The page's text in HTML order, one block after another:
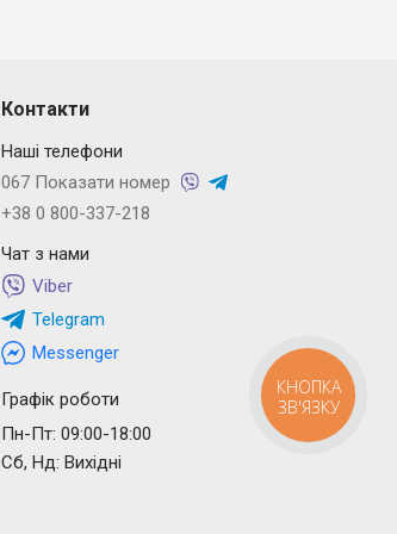
Контакти
Наші телефони
067 Показати номер
+38 0 800-337-218
Чат з нами
Viber
Telegram
Messenger
Графік роботи
Пн-Пт: 09:00-18:00
Сб, Нд: Вихідні
КНОПКА
ЗВ'ЯЗКУ